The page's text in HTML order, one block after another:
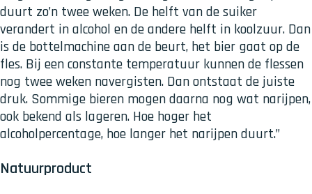
duurt zo’n twee weken. De helft van de suiker
verandert in alcohol en de andere helft in koolzuur. Dan
is de bottelmachine aan de beurt, het bier gaat op de
fles. Bij een constante temperatuur kunnen de flessen
nog twee weken navergisten. Dan ontstaat de juiste
druk. Sommige bieren mogen daarna nog wat narijpen,
ook bekend als lageren. Hoe hoger het
alcoholpercentage, hoe langer het narijpen duurt.”
Natuurproduct